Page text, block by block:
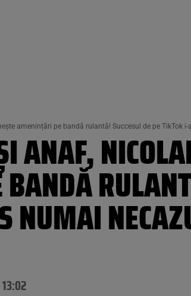
amenințări pe bandă rulantă! Succesul de pe TikTok
ANAF,
NUMAI